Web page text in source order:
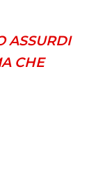
ASSURDI
CHE